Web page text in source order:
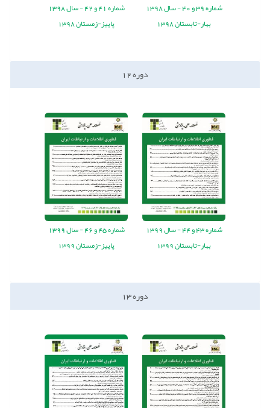
شماره39 و40
-سال1398
بهار-تابستان 1398
شماره41 و42
-سال1398
پاییز-زمستان 1398
دوره12
شماره43 و44
-سال1399
بهار-تابستان 1399
شماره45 و46
-سال1399
پاییز-زمستان 1399
دوره13